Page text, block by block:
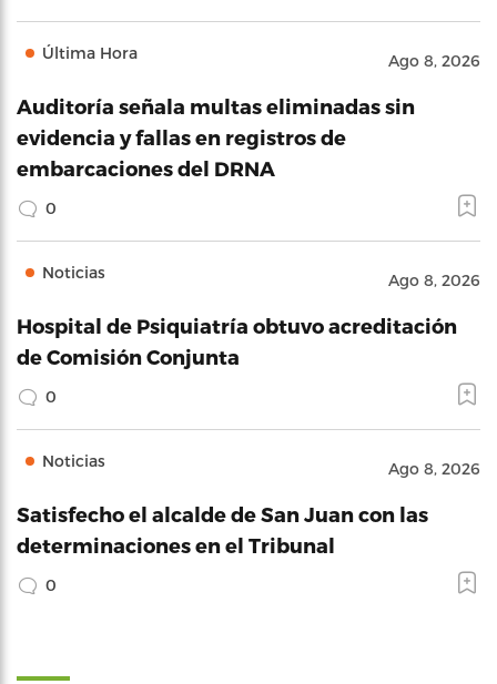
Última Hora Ago 8, 2026
Auditoría señala multas eliminadas sin
evidencia y fallas en registros de
embarcaciones del DRNA
0
Noticias Ago 8, 2026
Hospital de Psiquiatría obtuvo acreditación
de Comisión Conjunta
0
Noticias Ago 8, 2026
Satisfecho el alcalde de San Juan con las
determinaciones en el Tribunal
0